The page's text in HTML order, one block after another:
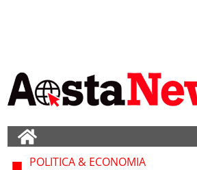
POLITICA & ECONOMIA